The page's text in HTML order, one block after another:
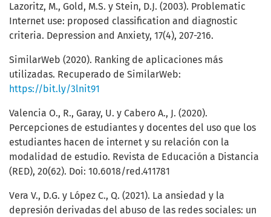
Lazoritz, M., Gold, M.S. y Stein, D.J. (2003). Problematic
Internet use: proposed classification and diagnostic
criteria. Depression and Anxiety, 17(4), 207-216.
SimilarWeb (2020). Ranking de aplicaciones más
utilizadas. Recuperado de SimilarWeb:
https://bit.ly/3lnit91
Valencia O., R., Garay, U. y Cabero A., J. (2020).
Percepciones de estudiantes y docentes del uso que los
estudiantes hacen de internet y su relación con la
modalidad de estudio. Revista de Educación a Distancia
(RED), 20(62). Doi: 10.6018/red.411781
Vera V., D.G. y López C., Q. (2021). La ansiedad y la
depresión derivadas del abuso de las redes sociales: un